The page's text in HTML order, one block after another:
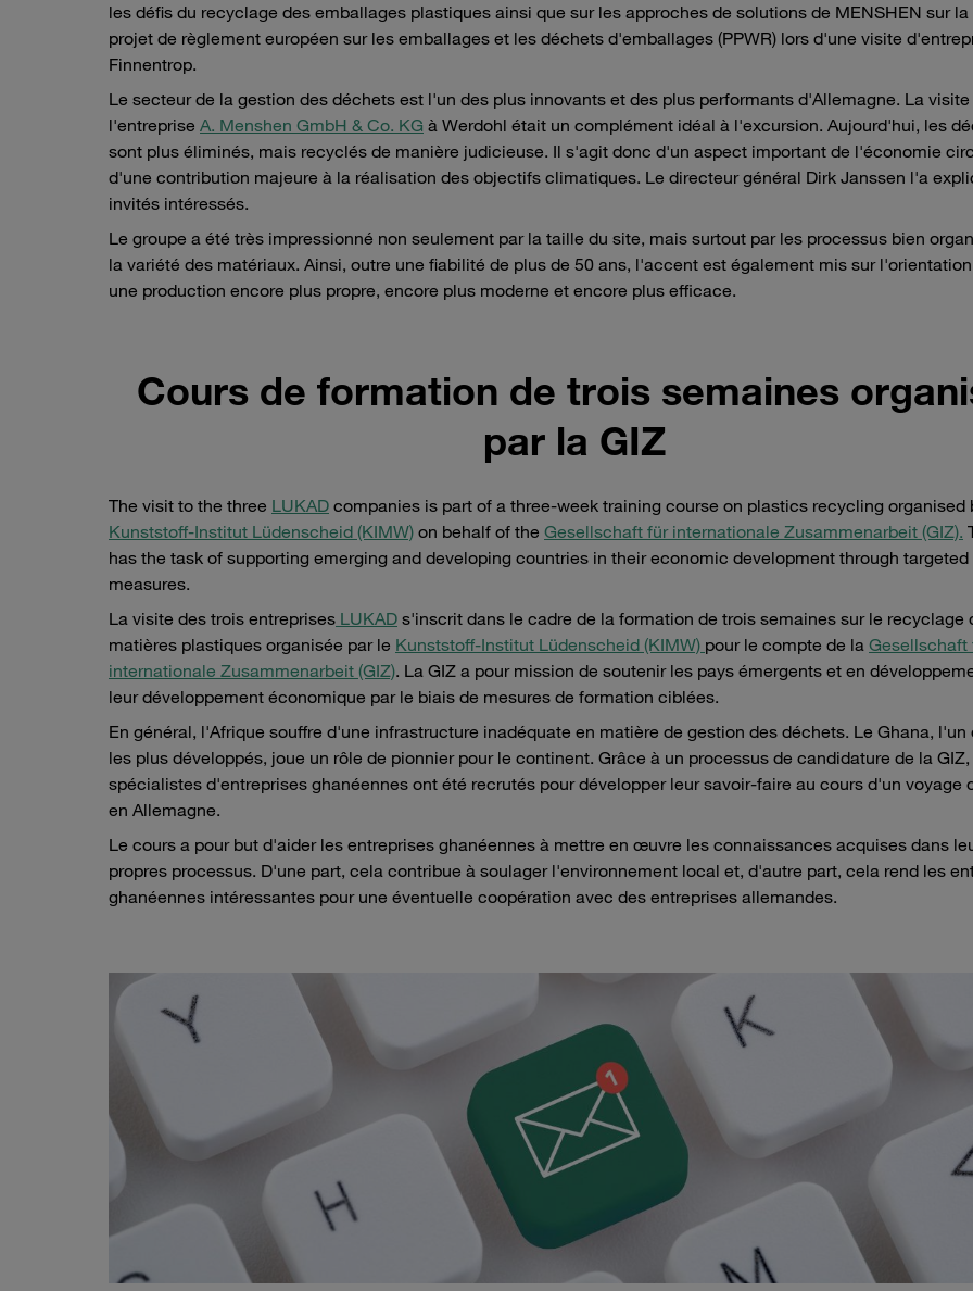
les défis du recyclage des emballages plastiques ainsi que sur les approches de solutions de MENSHEN sur la
projet de règlement européen sur les emballages et les déchets d'emballages (PPWR) lors d'une visite
Finnentrop.
Le secteur de la gestion des déchets est l'un des plus innovants et des plus performants d'Allemagne. La visite
l'entreprise A. Menshen GmbH & Co. KG à Werdohl était un complément idéal à l'excursion. Aujourd'hui, les
sont plus éliminés, mais recyclés de manière judicieuse. Il s'agit donc d'un aspect important de l'économie
d'une contribution majeure à la réalisation des objectifs climatiques. Le directeur général Dirk Janssen l'a
invités intéressés.
Le groupe a été très impressionné non seulement par la taille du site, mais surtout par les processus bien
la variété des matériaux. Ainsi, outre une fiabilité de plus de 50 ans, l'accent est également mis sur
une production encore plus propre, encore plus moderne et encore plus efficace.
Cours de formation de trois semaines
par la GIZ
The visit to the three LUKAD companies is part of a three-week training course on plastics recycling organised
Kunststoff-Institut Lüdenscheid (KIMW) on behalf of the Gesellschaft für internationale Zusammenarbeit (GIZ).
has the task of supporting emerging and developing countries in their economic development through targeted
measures.
La visite des trois entreprises LUKAD s'inscrit dans le cadre de la formation de trois semaines sur le recyclage
matières plastiques organisée par le Kunststoff-Institut Lüdenscheid (KIMW) pour le compte de la Gesellschaft
internationale Zusammenarbeit (GIZ). La GIZ a pour mission de soutenir les pays émergents et en
leur développement économique par le biais de mesures de formation ciblées.
En général, l'Afrique souffre d'une infrastructure inadéquate en matière de gestion des déchets. Le Ghana, l'un
les plus développés, joue un rôle de pionnier pour le continent. Grâce à un processus de candidature de la GIZ,
spécialistes d'entreprises ghanéennes ont été recrutés pour développer leur savoir-faire au cours d'un voyage
en Allemagne.
Le cours a pour but d'aider les entreprises ghanéennes à mettre en œuvre les connaissances acquises dans
propres processus. D'une part, cela contribue à soulager l'environnement local et, d'autre part, cela rend les
ghanéennes intéressantes pour une éventuelle coopération avec des entreprises allemandes.